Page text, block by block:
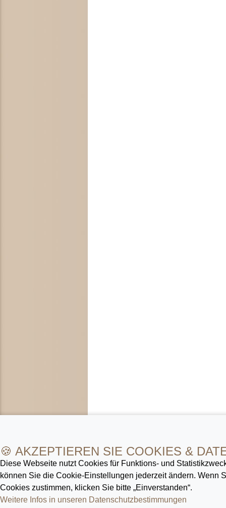
🍪 AKZEPTIEREN SIE COOKIES &
Diese Webseite nutzt Cookies für Funktions- und
können Sie die Cookie-Ein­stellungen jederzeit ändern. Wenn
Cookies zustimmen, klicken Sie bitte „Einverstanden“.
Weitere Infos in unseren Datenschutz­bestimmungen